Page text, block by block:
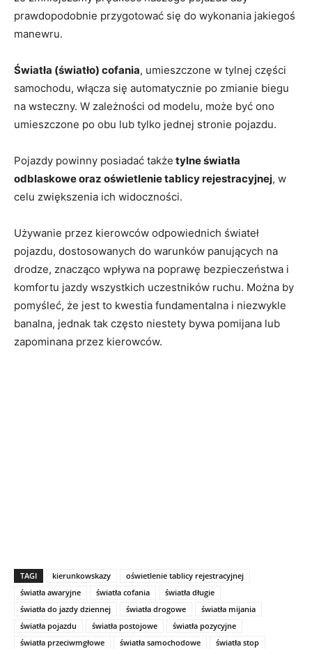
prawdopodobnie przygotować się do wykonania jakiegoś
manewru.
Światła (światło) cofania, umieszczone w tylnej części
samochodu, włącza się automatycznie po zmianie biegu
na wsteczny. W zależności od modelu, może być ono
umieszczone po obu lub tylko jednej stronie pojazdu.
Pojazdy powinny posiadać także tylne światła
odblaskowe oraz oświetlenie tablicy rejestracyjnej, w
celu zwiększenia ich widoczności.
Używanie przez kierowców odpowiednich świateł
pojazdu, dostosowanych do warunków panujących na
drodze, znacząco wpływa na poprawę bezpieczeństwa i
komfortu jazdy wszystkich uczestników ruchu. Można by
pomyśleć, że jest to kwestia fundamentalna i niezwykle
banalna, jednak tak często niestety bywa pomijana lub
zapominana przez kierowców.
TAGI kierunkowskazy
oświetlenie tablicy rejestracyjnej
światła awaryjne
światła cofania
światła długie
światła do jazdy dziennej
światła drogowe
światła mijania
światła pojazdu
światła postojowe
światła pozycyjne
światła przeciwmgłowe
światła samochodowe światła stop